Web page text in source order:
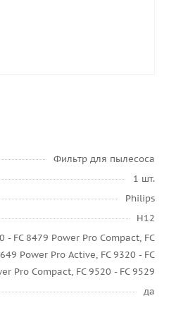
Фильтр для пылесоса
1 шт.
Philips
H12
- FC 8479 Power Pro Compact, FC
Power Pro Active, FC 9320 - FC
Pro Compact, FC 9520 - FC 9529
да